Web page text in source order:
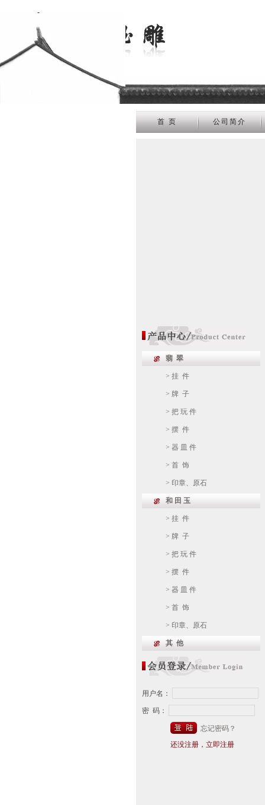
首 页 公司简介
翡 翠
> 挂 件
> 牌 子
> 把 玩 件
> 摆 件
> 器 皿 件
> 首 饰
> 印章、原石
和 田 玉
> 挂 件
> 牌 子
> 把 玩 件
> 摆 件
> 器 皿 件
> 首 饰
> 印章、原石
其 他
用户名：
密 码：
忘记密码？
还没注册，立即注册